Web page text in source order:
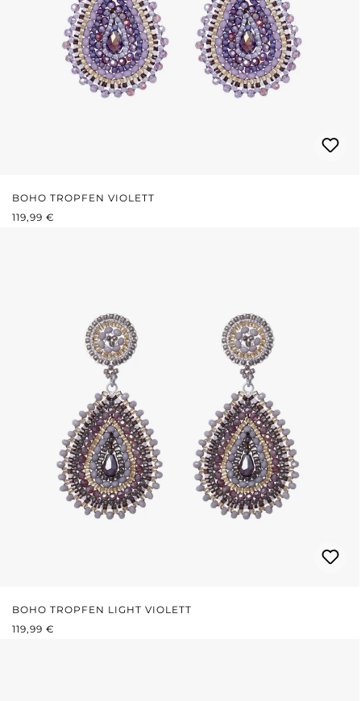
BOHO TROPFEN VIOLETT
REGULÄRER PREIS:
119,99 €
BOHO TROPFEN LIGHT VIOLETT
REGULÄRER PREIS:
119,99 €